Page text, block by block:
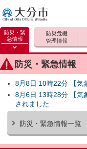
大分市
防災・緊
急情報
防災緊
急情報
を開く
防災・緊急情報
8月8日 10時22分 【気
8月6日 13時28分 【気
されました
防災・緊急情報一覧
防災危機
管理情報